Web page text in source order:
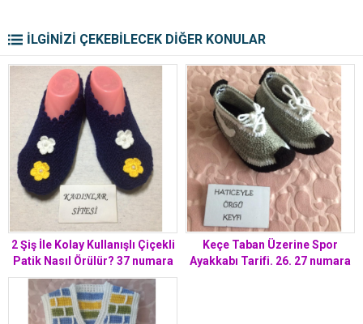
İLGİNİZİ ÇEKEBİLECEK DİĞER KONULAR
2 Şiş İle Kolay Kullanışlı Çiçekli
Patik Nasıl Örülür? 37 numara
Keçe Taban Üzerine Spor
Ayakkabı Tarifi. 26. 27 numara